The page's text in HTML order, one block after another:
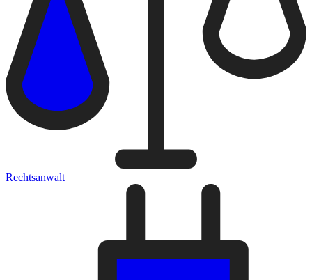
Rechtsanwalt